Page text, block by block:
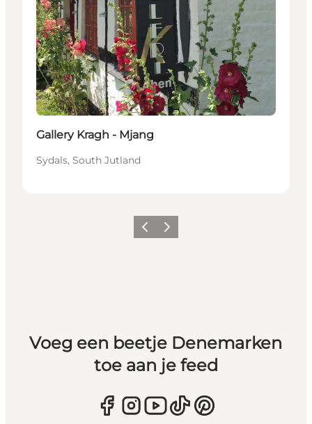
Gallery Kragh - Mjang
Sydals, South Jutland
Vorige Volgende
Voeg een beetje Denemarken
toe aan je feed